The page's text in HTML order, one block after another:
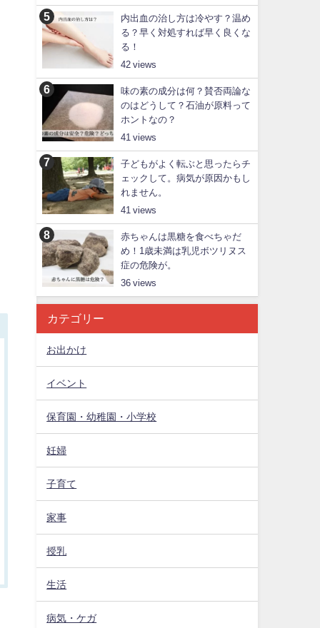
内出血の治し方は冷やす？温め
る？早く対処すれば早く良くな
る！
42
味の素の成分は何？賛否両論な
のはどうして？石油が原料って
ホントなの？
41
子どもがよく転ぶと思ったらチ
ェックして。病気が原因かもし
れません。
41
赤ちゃんは黒糖を食べちゃだ
め！1歳未満は乳児ボツリヌス
症の危険が。
36
カテゴリー
お出かけ
イベント
保育園・幼稚園・小学校
妊婦
子育て
家事
授乳
生活
病気・ケガ